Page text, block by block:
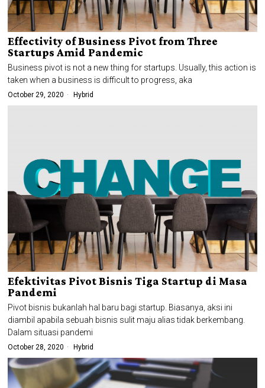
Effectivity of Business Pivot from Three
Startups Amid Pandemic
Business pivot is not a new thing for startups. Usually, this action is
taken when a business is difficult to progress, aka
October 29, 2020 Hybrid
Efektivitas Pivot Bisnis Tiga Startup di Masa
Pandemi
Pivot bisnis bukanlah hal baru bagi startup. Biasanya, aksi ini
diambil apabila sebuah bisnis sulit maju alias tidak berkembang.
Dalam situasi pandemi
October 28, 2020 Hybrid